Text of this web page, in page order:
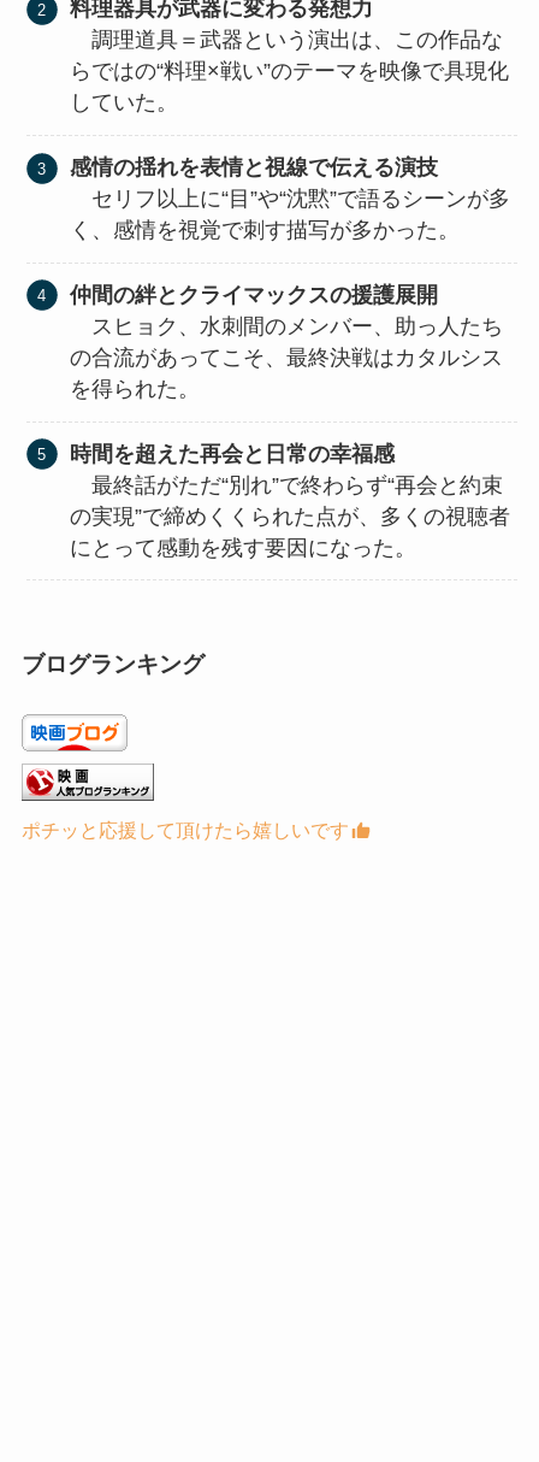
料理器具が武器に変わる発想力
調理道具＝武器という演出は、この作品な
らではの“料理×戦い”のテーマを映像で具現化
していた。
感情の揺れを表情と視線で伝える演技
セリフ以上に“目”や“沈黙”で語るシーンが多
く、感情を視覚で刺す描写が多かった。
仲間の絆とクライマックスの援護展開
スヒョク、水刺間のメンバー、助っ人たち
の合流があってこそ、最終決戦はカタルシス
を得られた。
時間を超えた再会と日常の幸福感
最終話がただ“別れ”で終わらず“再会と約束
の実現”で締めくくられた点が、多くの視聴者
にとって感動を残す要因になった。
ブログランキング
ポチッと応援して頂けたら嬉しいです